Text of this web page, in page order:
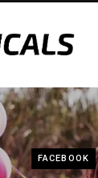
FACEBOOK